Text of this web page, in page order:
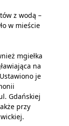
z wodą –
w mieście
mgiełka
na
je
Gdańskiej
przy